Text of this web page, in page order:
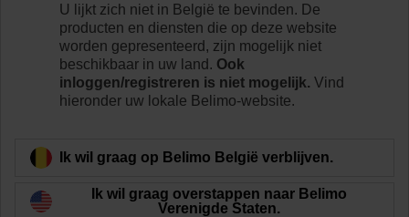
Klepaandrijvingen Toebehoren
ZKN1-B
Terug naar product categorie
U lijkt zich niet in België te bevinden. De
producten en diensten die op deze website
worden gepresenteerd, zijn mogelijk niet
beschikbaar in uw land. Ook
inloggen/registreren is niet mogelijk. Vind
hieronder uw lokale Belimo-website.
Ik wil graag op Belimo België verblijven.
Ik wil graag overstappen naar Belimo
Verenigde Staten.